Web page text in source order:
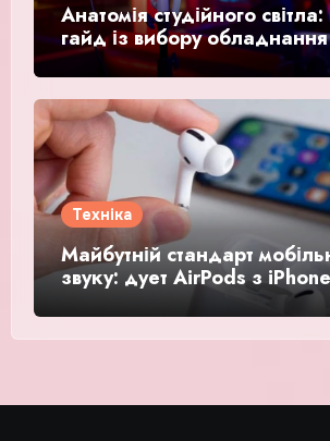
Анатомія студійного
гайд із вибору
відео та фото
Техніка
Майбутній стандарт
звуку: дует AirPods з